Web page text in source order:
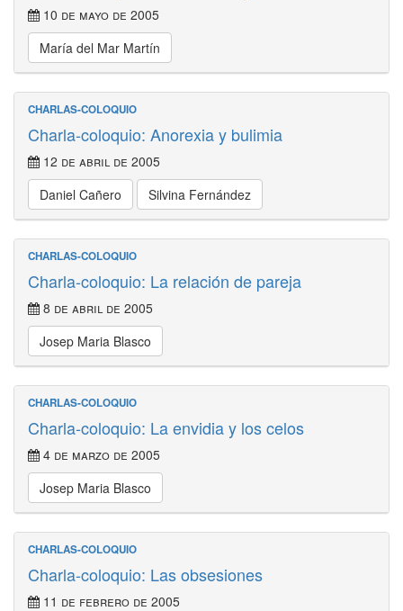
10 de mayo de 2005
María del Mar Martín
CHARLAS-COLOQUIO
Charla-coloquio: Anorexia y bulimia
12 de abril de 2005
Daniel Cañero
Silvina Fernández
CHARLAS-COLOQUIO
Charla-coloquio: La relación de pareja
8 de abril de 2005
Josep Maria Blasco
CHARLAS-COLOQUIO
Charla-coloquio: La envidia y los celos
4 de marzo de 2005
Josep Maria Blasco
CHARLAS-COLOQUIO
Charla-coloquio: Las obsesiones
11 de febrero de 2005